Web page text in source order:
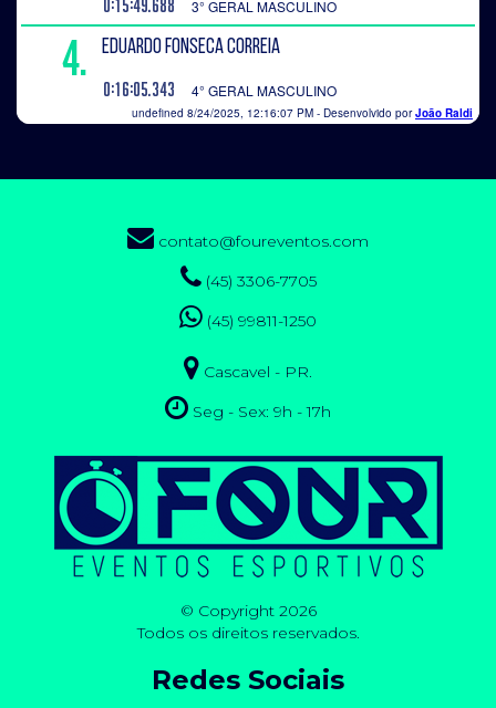
contato@foureventos.com
(45) 3306-7705
(45) 99811-1250
Cascavel - PR.
Seg - Sex: 9h - 17h
© Copyright 2026
Todos os direitos reservados.
Redes Sociais